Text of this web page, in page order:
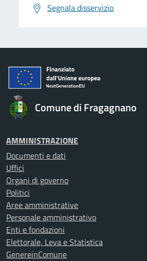
Segnala disservizio
Comune di Fragagnano
AMMINISTRAZIONE
Documenti e dati
Uffici
Organi di governo
Politici
Aree amministrative
Personale amministrativo
Enti e fondazioni
Elettorale, Leva e Statistica
GenereinComune